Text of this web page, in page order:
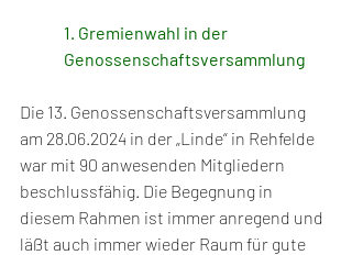
1. Gremienwahl in der
Genossenschaftsversammlung
Die 13. Genossenschaftsversammlung
am 28.06.2024 in der „Linde“ in Rehfelde
war mit 90 anwesenden Mitgliedern
beschlussfähig. Die Begegnung in
diesem Rahmen ist immer anregend und
läßt auch immer wieder Raum für gute